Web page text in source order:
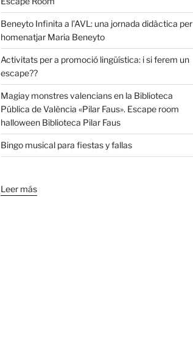
Beneyto Infinita a l’AVL: una jornada didàctica per
homenatjar Maria Beneyto
Activitats per a promoció lingüística: i si ferem un
escape??
Magiay monstres valencians en la Biblioteca
Pública de València «Pilar Faus». Escape room
halloween Biblioteca Pilar Faus
Bingo musical para fiestas y fallas
Leer más